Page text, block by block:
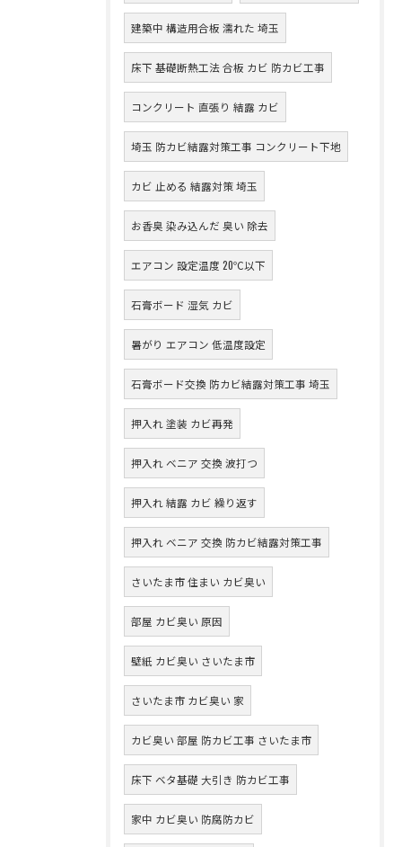
建築中 構造用合板 濡れた 埼玉
床下 基礎断熱工法 合板 カビ 防カビ工事
コンクリート 直張り 結露 カビ
埼玉 防カビ結露対策工事 コンクリート下地
カビ 止める 結露対策 埼玉
お香臭 染み込んだ 臭い 除去
エアコン 設定温度 20℃以下
石膏ボード 湿気 カビ
暑がり エアコン 低温度設定
石膏ボード交換 防カビ結露対策工事 埼玉
押入れ 塗装 カビ再発
押入れ ベニア 交換 波打つ
押入れ 結露 カビ 繰り返す
押入れ ベニア 交換 防カビ結露対策工事
さいたま市 住まい カビ臭い
部屋 カビ臭い 原因
壁紙 カビ臭い さいたま市
さいたま市 カビ臭い 家
カビ臭い 部屋 防カビ工事 さいたま市
床下 ベタ基礎 大引き 防カビ工事
家中 カビ臭い 防腐防カビ